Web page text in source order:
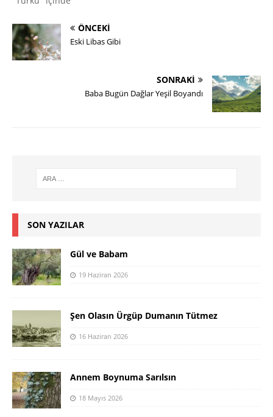
ÖNCEKI
Eski Libas Gibi
SONRAKI
Baba Bugün Dağlar Yeşil Boyandı
SON YAZILAR
Gül ve Babam
19 Haziran 2026
Şen Olasın Ürgüp Dumanın Tütmez
16 Haziran 2026
Annem Boynuma Sarılsın
18 Mayıs 2026